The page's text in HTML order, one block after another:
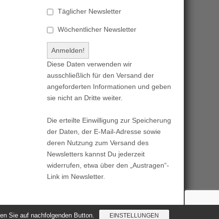
Täglicher Newsletter
Wöchentlicher Newsletter
Diese Daten verwenden wir
ausschließlich für den Versand der
angeforderten Informationen und geben
sie nicht an Dritte weiter.
Die erteilte Einwilligung zur Speicherung
der Daten, der E-Mail-Adresse sowie
deren Nutzung zum Versand des
Newsletters kannst Du jederzeit
widerrufen, etwa über den „Austragen“-
Link im Newsletter.
Sie auf nachfolgenden Button. EINSTELLUNGEN